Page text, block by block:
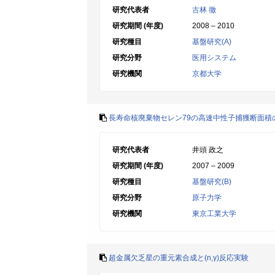
研究代表者
古林 徹
研究期間 (年度)
2008 – 2010
研究種目
基盤研究(A)
研究分野
医用システム
研究機関
京都大学
長寿命核廃棄物セレン79の高速中性子捕獲断面積
研究代表者
井頭 政之
研究期間 (年度)
2007 – 2009
研究種目
基盤研究(B)
研究分野
原子力学
研究機関
東京工業大学
超金属欠乏星の重元素合成と(n,γ)反応実験